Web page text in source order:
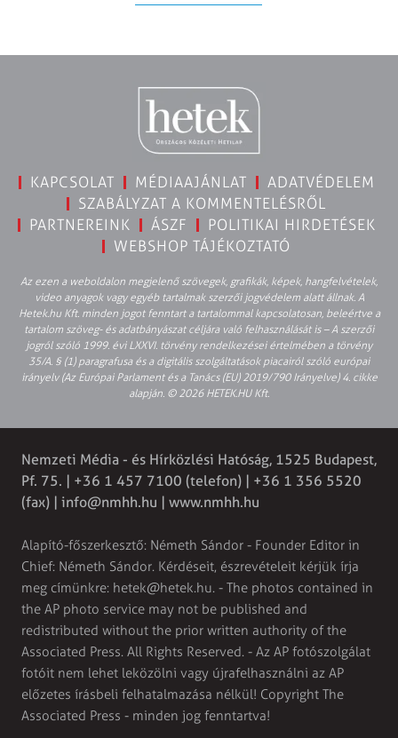
KAPCSOLAT MÉDIAAJÁNLAT
ADATVÉDELEM
SZABÁLYZAT A KOMMENTELÉSRŐL
PARTNEREINK
ÁSZF
POLITIKAI HIRDETÉSEK
WEBSHOP TÁJÉKOZTATÓ
Az ezen a weboldalon megjelenő szövegek, grafikák, képek, hangfelvételek,
video anyagok vagy egyéb tartalmak szerzői jogvédelem alatt állnak. A
Hetek.hu Kft. minden jogot fenntart a tartalommal kapcsolatosan, beleértve a
tartalom szöveg- és adatbányászat céljára való felhasználását is – A szerzői
jogról szóló 1999. évi LXXVI. törvény rendelkezései értelmében a törvény
35/A. § (1) paragrafusa és a digitális szolgáltatások piacairól szóló európai
irányelv (Az Európai Parlament és a Tanács (EU) 2019/790 Irányelve) 4. cikke
alapján. © 2026 HETEK.HU Kft.
Nemzeti Média - és Hírközlési Hatóság, 1525 Budapest,
Pf. 75. | +36 1 457 7100 (telefon) | +36 1 356 5520
(fax) | info@nmhh.hu | www.nmhh.hu
Alapító-főszerkesztő: Németh Sándor - Founder Editor in
Chief: Németh Sándor. Kérdéseit, észrevételeit kérjük írja
meg címünkre: hetek@hetek.hu. - The photos contained in
the AP photo service may not be published and
redistributed without the prior written authority of the
Associated Press. All Rights Reserved. - Az AP fotószolgálat
fotóit nem lehet leközölni vagy újrafelhasználni az AP
előzetes írásbeli felhatalmazása nélkül! Copyright The
Associated Press - minden jog fenntartva!